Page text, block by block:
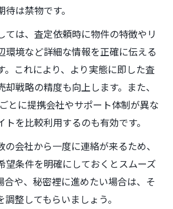
は禁物です。
ては、査定依頼時に物件の特徴やリ
環境など詳細な情報を正確に伝える
。これにより、より実態に即した査
戦略の精度も向上します。また、
とに提携会社やサポート体制が異な
を比較利用するのも有効です。
会社から一度に連絡が来るため、
望条件を明確にしておくとスムーズ
合や、秘密裡に進めたい場合は、そ
整してもらいましょう。